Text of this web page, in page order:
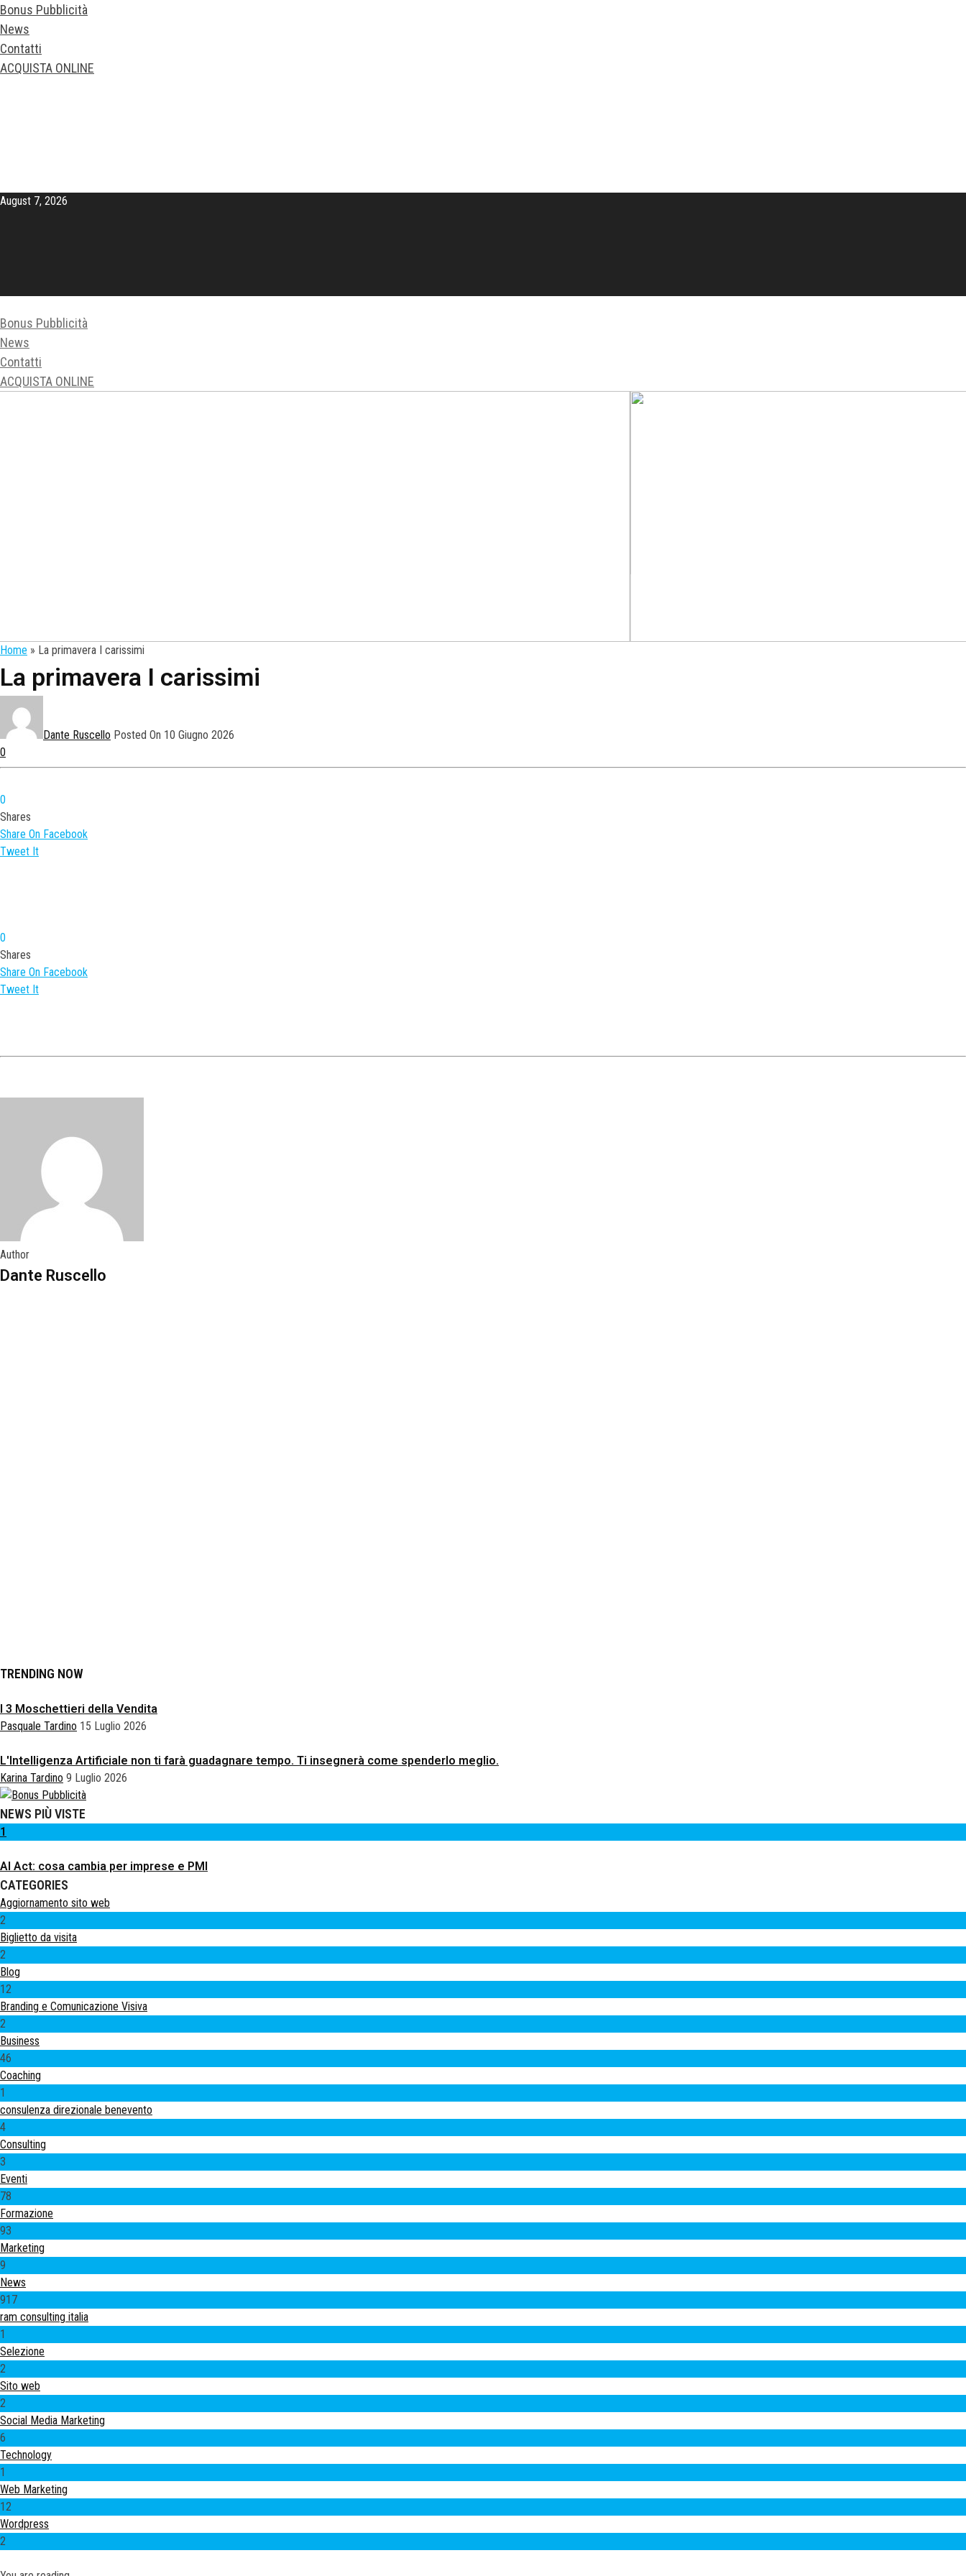
Bonus Pubblicità
News
Contatti
ACQUISTA ONLINE
August 7, 2026
Bonus Pubblicità
News
Contatti
ACQUISTA ONLINE
Home » La primavera I carissimi
La primavera I carissimi
Dante Ruscello Posted On 10 Giugno 2026
0
0
Shares
Share On Facebook
Tweet It
0
Shares
Share On Facebook
Tweet It
Author
Dante Ruscello
TRENDING NOW
I 3 Moschettieri della Vendita
Pasquale Tardino 15 Luglio 2026
L'Intelligenza Artificiale non ti farà guadagnare tempo. Ti insegnerà come spenderlo meglio.
Karina Tardino 9 Luglio 2026
NEWS PIÙ VISTE
1
AI Act: cosa cambia per imprese e PMI
CATEGORIES
Aggiornamento sito web
2
Biglietto da visita
2
Blog
12
Branding e Comunicazione Visiva
2
Business
46
Coaching
1
consulenza direzionale benevento
4
Consulting
3
Eventi
78
Formazione
93
Marketing
9
News
917
ram consulting italia
1
Selezione
2
Sito web
2
Social Media Marketing
6
Technology
1
Web Marketing
12
Wordpress
2